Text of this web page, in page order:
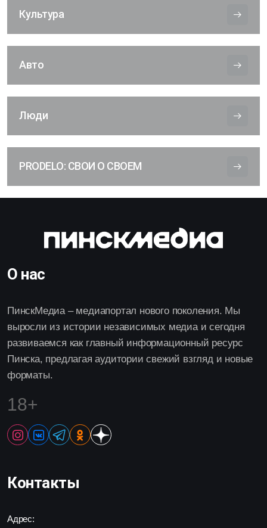
Культура
Авто
Люди
PRODELO: СВОИ О СВОЕМ
О нас
ПинскМедиа – медиапортал нового поколения. Мы
выросли из истории независимых медиа и сегодня
развиваемся как главный информационный ресурс
Пинска, предлагая аудитории свежий взгляд и новые
форматы.
18+
Контакты
Адрес: